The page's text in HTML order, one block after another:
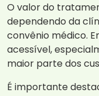
O valor do
dependendo da
convênio médico.
acessível,
maior parte dos
É importante